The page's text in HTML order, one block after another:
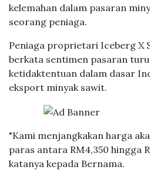
kelemahan dalam pasaran
seorang peniaga.
Peniaga proprietari Iceberg X
berkata sentimen pasaran
ketidaktentuan dalam dasar
eksport minyak sawit.
"Kami menjangkakan harga
paras antara RM4,350 hingga
katanya kepada Bernama.